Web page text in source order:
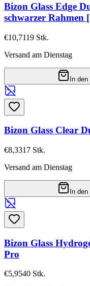
Bizon Glass Edge
schwarzer Rahmen
€10,7119 Stk.
Versand am Dienstag
In den
Bizon Glass Clear
€8,3317 Stk.
Versand am Dienstag
In
Bizon Glass
Pro
€5,9540 Stk.